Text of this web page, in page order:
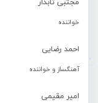
مجتبی تابدار
خواننده
احمد رضایی
آهنگساز و خواننده
امیر مقیمی